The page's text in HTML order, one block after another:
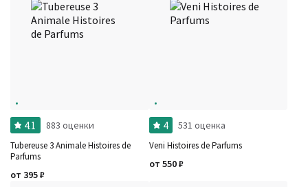
Фильтры
Цена Сбросить
4.1 883 оценки
Tubereuse 3 Animale Histoires de
Parfums
от 395₽
4 531 оценка
Veni Histoires de Parfums
от 550₽